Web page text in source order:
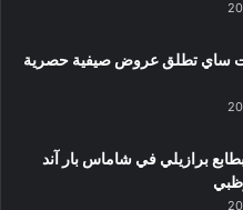
ساي تطلق عروض صيفية حصرية
برازيلي في شاماس بار آند